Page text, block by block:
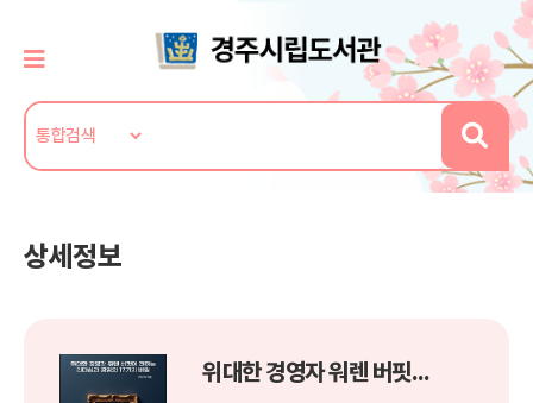
상세정보
위대한 경영자 워렌 버핏이 전하는 리더십과 경영의 17가지 비밀